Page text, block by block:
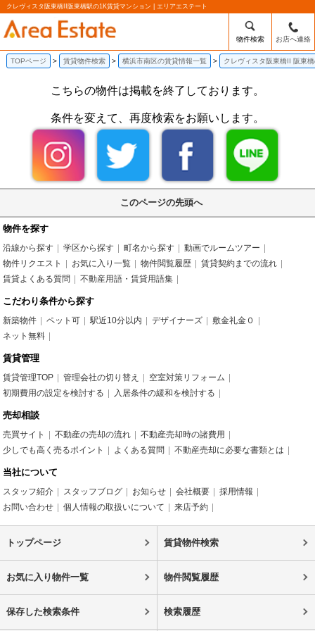
クレヴィスタ阪東橋II阪東橋駅の1K賃貸マンション | エリアエステート
物件検索 お店へ連絡
TOPページ 賃貸物件検索 横浜市南区の賃貸情報一覧 クレヴィスタ阪東橋II 阪東
こちらの物件は掲載を終了しております。
条件を変えて、再度検索をお願いします。
このページの先頭へ
物件を探す
沿線から探す 学区から探す 町名から探す
動画でルームツアー
物件リクエスト
お気に入り一覧 物件閲覧履歴
賃貸契約までの流れ
賃貸よくある質問
不動産用語・賃貸用語集
こだわり条件から探す
新築物件 ペット可 駅近10分以内 デザイナーズ
敷金礼金０
ネット無料
賃貸管理
賃貸管理TOP 管理会社の切り替え
空室対策リフォーム
初期費用の設定を検討する
入居条件の緩和を検討する
売却相談
売買サイト 不動産の売却の流れ
不動産売却時の諸費用
少しでも高く売るポイント
よくある質問 不動産売却に必要な書類とは
当社について
スタッフ紹介 スタッフブログ お知らせ 会社概要
採用情報
お問い合わせ
個人情報の取扱いについて 来店予約
トップページ 賃貸物件検索
お気に入り物件一覧 物件閲覧履歴
保存した検索条件 検索履歴